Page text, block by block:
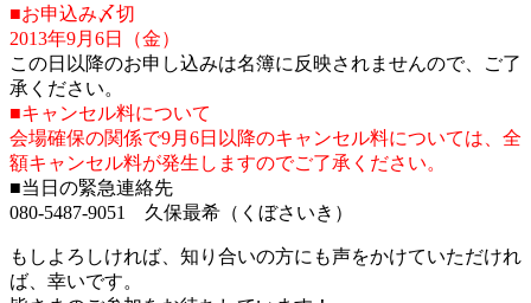
■お申込み〆切
2013年9月6日（金）
この日以降のお申し込みは名簿に反映されませんので、ご了
承ください。
■キャンセル料について
会場確保の関係で9月6日以降のキャンセル料については、全
額キャンセル料が発生しますのでご了承ください。
■当日の緊急連絡先
080-5487-9051 久保最希（くぼさいき）
もしよろしければ、知り合いの方にも声をかけていただけれ
ば、幸いです。